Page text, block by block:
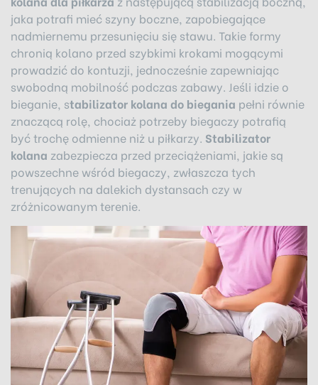
jaka potrafi mieć szyny boczne, zapobiegające
nadmiernemu przesunięciu się stawu. Takie formy
chronią kolano przed szybkimi krokami mogącymi
prowadzić do kontuzji, jednocześnie zapewniając
swobodną mobilność podczas zabawy. Jeśli idzie o
bieganie, stabilizator kolana do biegania pełni równie
znaczącą rolę, chociaż potrzeby biegaczy potrafią
być trochę odmienne niż u piłkarzy. Stabilizator
kolana zabezpiecza przed przeciążeniami, jakie są
powszechne wśród biegaczy, zwłaszcza tych
trenujących na dalekich dystansach czy w
zróżnicowanym terenie.